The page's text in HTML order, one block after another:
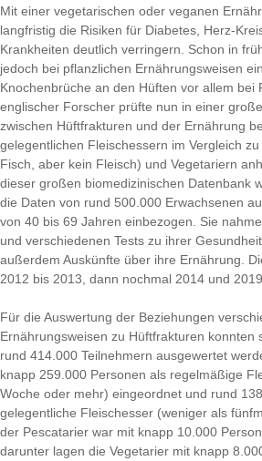
Mit einer vegetarischen oder veganen
langfristig die Risiken für Diabetes, Herz-
Krankheiten deutlich verringern. Schon in
jedoch bei pflanzlichen Ernährungsweisen
Knochenbrüche an den Hüften vor allem bei
englischer Forscher prüfte nun in einer
zwischen Hüftfrakturen und der Ernährung
gelegentlichen Fleischessern im Vergleich
Fisch, aber kein Fleisch) und Vegetariern
dieser großen biomedizinischen Datenbank
die Daten von rund 500.000 Erwachsenen
von 40 bis 69 Jahren einbezogen. Sie
und verschiedenen Tests zu ihrer
außerdem Auskünfte über ihre Ernährung.
2012 bis 2013, dann nochmal 2014 und
Für die Auswertung der Beziehungen
Ernährungsweisen zu Hüftfrakturen konnten
rund 414.000 Teilnehmern ausgewertet
knapp 259.000 Personen als regelmäßige
Woche oder mehr) eingeordnet und rund
gelegentliche Fleischesser (weniger als
der Pescatarier war mit knapp 10.000
darunter lagen die Vegetarier mit knapp